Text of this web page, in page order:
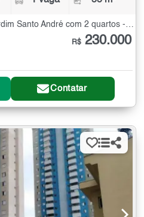
Apartamento à Venda no Jardim Santo André com 2 quartos - 55 m²
R$ 230.000
Contatar